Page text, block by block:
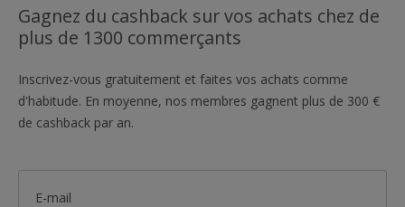
Gagnez du cashback sur vos achats chez de
plus de 1300 commerçants
Inscrivez-vous gratuitement et faites vos achats comme
d'habitude. En moyenne, nos membres gagnent plus de 300 €
de cashback par an.
E-mail